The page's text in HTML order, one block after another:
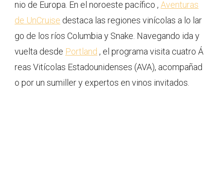
nio de Europa. En el noroeste pacífico , Aventuras
de UnCruise destaca las regiones vinícolas a lo lar
go de los ríos Columbia y Snake. Navegando ida y
vuelta desde Portland , el programa visita cuatro Á
reas Vitícolas Estadounidenses (AVA), acompañad
o por un sumiller y expertos en vinos invitados.